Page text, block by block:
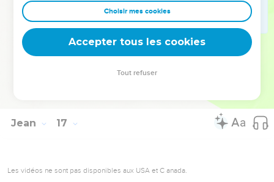
Voici, l'heure vient, et elle est déjà venue, que vous serez
dispersés chacun de son côté, et que vous me laisserez
seul ; mais je ne suis pas seul, parce que mon Père est avec
moi.
Je vous ai dit ces choses, afin que vous ayez la paix en
Jean 17
Les vidéos ne sont pas disponibles aux USA et C anada.
Choisir mes cookies
Accepter tous les cookies
Tout refuser